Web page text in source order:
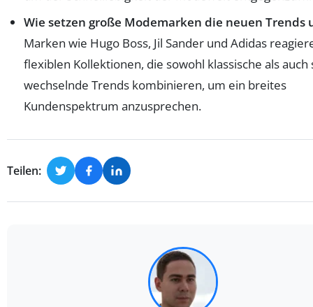
Wie setzen große Modemarken die neuen Trends
Marken wie Hugo Boss, Jil Sander und Adidas
flexiblen Kollektionen, die sowohl klassische als auch
wechselnde Trends kombinieren, um ein breites
Kundenspektrum anzusprechen.
Teilen: